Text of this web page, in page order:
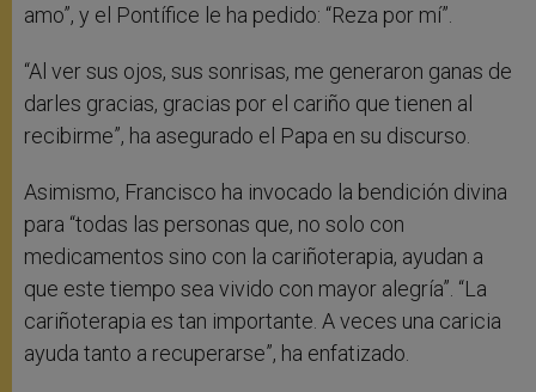
amo”, y el Pontífice le ha pedido: “Reza por mí”.
“Al ver sus ojos, sus sonrisas, me generaron ganas de
darles gracias, gracias por el cariño que tienen al
recibirme”, ha asegurado el Papa en su discurso.
Asimismo, Francisco ha invocado la bendición divina
para “todas las personas que, no solo con
medicamentos sino con la cariñoterapia, ayudan a
que este tiempo sea vivido con mayor alegría”. “La
cariñoterapia es tan importante. A veces una caricia
ayuda tanto a recuperarse”, ha enfatizado.